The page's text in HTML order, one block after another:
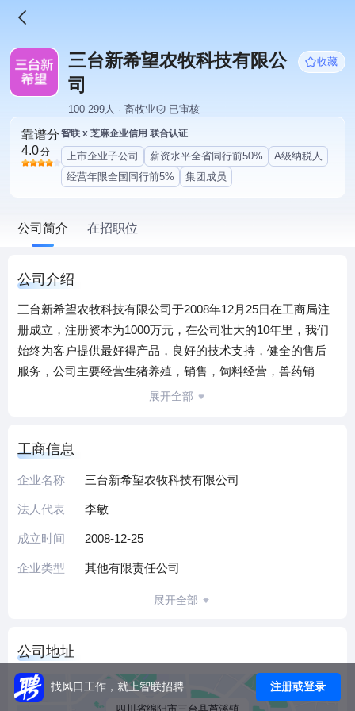
三台新希望农牧科技有限公
司
收藏
100-299人 · 畜牧业 已审核
靠谱分
4.0分
智联 x 芝麻企业信用 联合认证
上市企业子公司 薪资水平全省同行前50%
A级纳税人
经营年限全国同行前5%
集团成员
公司简介 在招职位
公司介绍
三台新希望农牧科技有限公司于2008年12月25日在工商局注
册成立，注册资本为1000万元，在公司壮大的10年里，我们
始终为客户提供最好得产品，良好的技术支持，健全的售后
服务，公司主要经营生猪养殖，销售，饲料经营，兽药销
售，农业技术综合开发，饲料生产，是农、林、牧、渔服务
展开全部
工商信息
企业名称 三台新希望农牧科技有限公司
法人代表 李敏
成立时间 2008-12-25
企业类型 其他有限责任公司
展开全部
公司地址
四川省绵阳市三台县芦溪镇
找风口工作，就上智联招聘 注册或登录